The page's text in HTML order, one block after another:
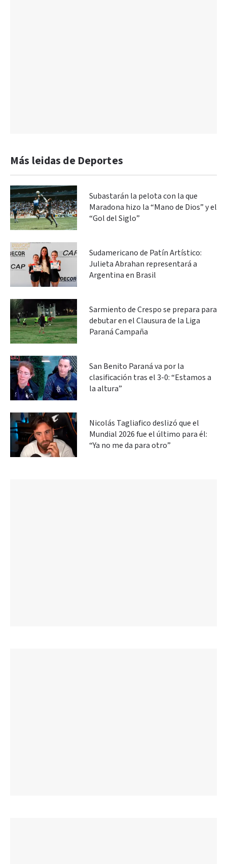
Más leidas de Deportes
Subastarán la pelota con la que
Maradona hizo la “Mano de Dios” y el
“Gol del Siglo”
Sudamericano de Patín Artístico:
Julieta Abrahan representará a
Argentina en Brasil
Sarmiento de Crespo se prepara para
debutar en el Clausura de la Liga
Paraná Campaña
San Benito Paraná va por la
clasificación tras el 3-0: “Estamos a
la altura”
Nicolás Tagliafico deslizó que el
Mundial 2026 fue el último para él:
“Ya no me da para otro”